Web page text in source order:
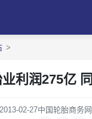
利润275亿
2013-02-27中国轮胎商务网